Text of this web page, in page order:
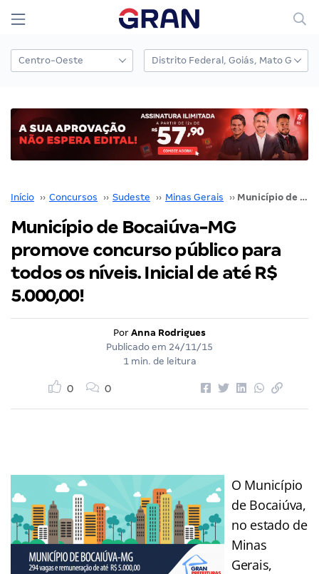
Início ›› Concursos ›› Sudeste ›› Minas Gerais ›› Município de Bocaiúva-MG promove concurso público para todos os níveis. Inicial de até R$ 5.000,00!
Município de Bocaiúva-MG
promove concurso público para
todos os níveis. Inicial de até R$
5.000,00!
Por Anna Rodrigues
Publicado em 24/11/15
1 min. de leitura
0 0
O Município
de Bocaiúva,
no estado de
Minas
Gerais,